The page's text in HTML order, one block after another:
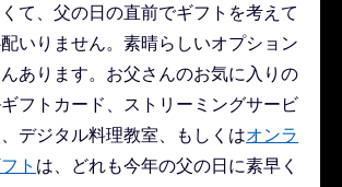
て、父の日の直前でギフトを考えて
いりません。素晴らしいオプション
あります。お父さんのお気に入りの
フトカード、ストリーミングサービ
デジタル料理教室、もしくはオンラ
ト は、どれも今年の父の日に素早く